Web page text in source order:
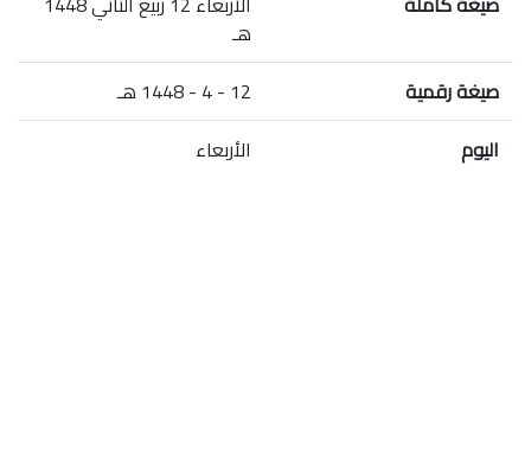
هـ
صيغة رقمية
12 - 4 - 1448 هـ
اليوم
الأربعاء